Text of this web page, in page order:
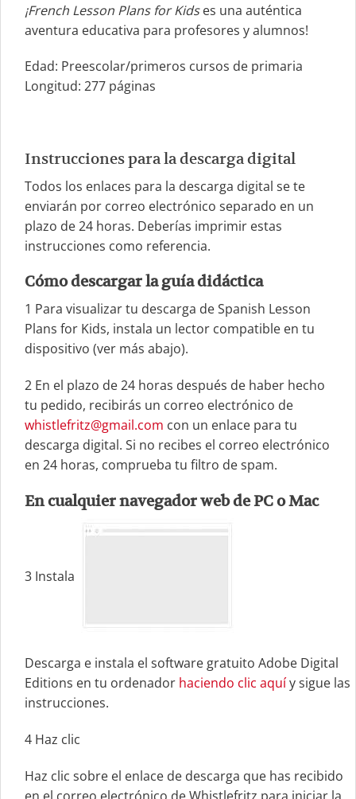
¡French Lesson Plans for Kidses una auténtica
aventura educativa para profesores y alumnos!
Edad: Preescolar/primeros cursos de primaria
Longitud: 277 páginas
Instrucciones para la descarga digital
Todos los enlaces para la descarga digital se te
enviarán por correo electrónico separado en un
plazo de 24 horas. Deberías imprimir estas
instrucciones como referencia.
Cómo descargar la guía didáctica
1 Para visualizar tu descarga de Spanish Lesson
Plans for Kids, instala un lector compatible en tu
dispositivo (ver más abajo).
2 En el plazo de 24 horas después de haber hecho
tu pedido, recibirás un correo electrónico de
whistlefritz@gmail.com con un enlace para tu
descarga digital. Si no recibes el correo electrónico
en 24 horas, comprueba tu filtro de spam.
En cualquier navegador web de PC o Mac
3 Instala
Descarga e instala el software gratuito Adobe Digital
Editions en tu ordenador haciendo clic aquíy sigue las
instrucciones.
4 Haz clic
Haz clic sobre el enlace de descarga que has recibido
en el correo electrónico de Whistlefritz para iniciar la